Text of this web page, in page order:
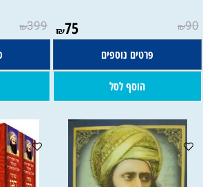
₪90
₪75
פרטים נוספים
הוסף לסל
₪399